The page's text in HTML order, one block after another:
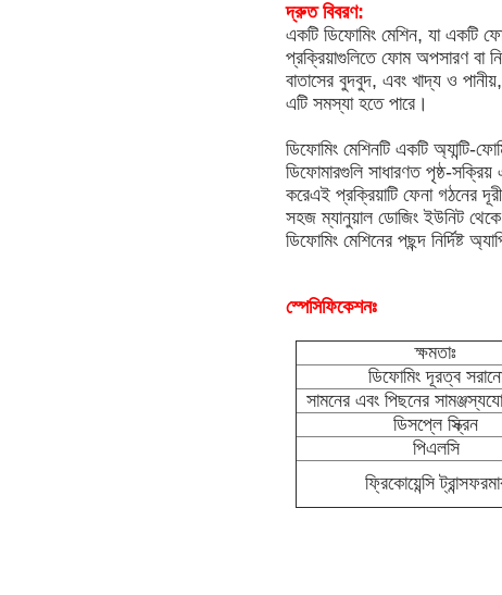
দ্রুত বিবরণ:
একটি ডিফোমিং মেশিন, যা একটি
প্রক্রিয়াগুলিতে ফোম অপসারণ বা
বাতাসের বুদবুদ, এবং খাদ্য ও
এটি সমস্যা হতে পারে।
ডিফোমিং মেশিনটি একটি অ্যান্টি-
ডিফোমারগুলি সাধারণত পৃষ্ঠ-
করেএই প্রক্রিয়াটি ফেনা গঠনের
সহজ ম্যানুয়াল ডোজিং ইউনিট থেকে
ডিফোমিং মেশিনের পছন্দ নির্দিষ্ট
স্পেসিফিকেশনঃ
ক্ষমতাঃ
ডিফোমিং দূরত্ব
সামনের এবং পিছনের
ডিসপ্লে স্ক্রিন
পিএলসি
ফ্রিকোয়েন্সি